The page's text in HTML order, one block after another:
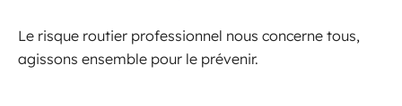
Le risque routier professionnel nous concerne tous,
agissons ensemble pour le prévenir.